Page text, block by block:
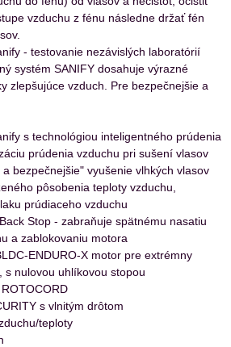
vzduchu z fénu následne držať fén
- testovanie nezávislých laboratórií
systém SANIFY dosahuje výrazné
zlepšujúce vzduch. Pre bezpečnejšie a
s technológiou inteligentného prúdenia
prúdenia vzduchu pri sušení vlasov
bezpečnejšie" vyušenie vlhkých vlasov
pôsobenia teploty vzduchu,
prúdiaceho vzduchu
Stop - zabraňuje spätnému nasatiu
a zablokovaniu motora
ENDURO-X motor pre extrémny
s nulovou uhlíkovou stopou
s vlnitým drôtom
teploty